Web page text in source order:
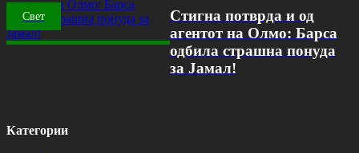
Свет
Стигна потврда и од
агентот на Олмо: Барса
одбила страшна понуда
за Јамал!
Категории